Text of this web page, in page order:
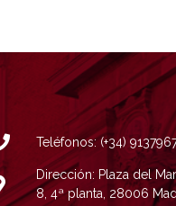
Teléfonos: (+34)
Dirección: Plaza del
8, 4ª planta, 28006